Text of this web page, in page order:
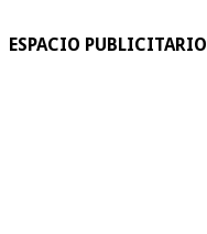
ESPACIO PUBLICITARIO